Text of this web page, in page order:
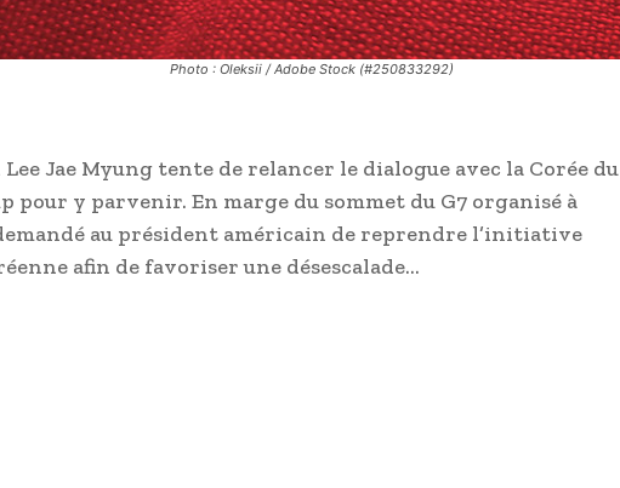
Photo : Oleksii / Adobe Stock (#250833292)
Jae Myung tente de relancer le dialogue avec la Corée du
pour y parvenir. En marge du sommet du G7 organisé à
au président américain de reprendre l’initiative
afin de favoriser une désescalade…